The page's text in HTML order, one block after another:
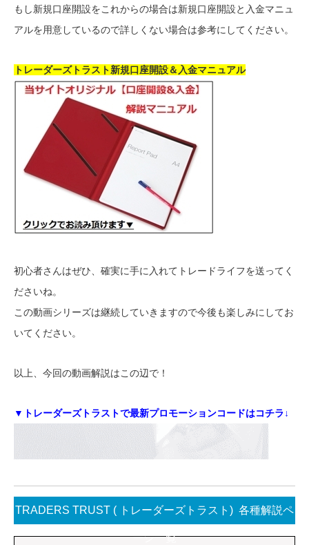
もし新規口座開設をこれからの場合は新規口座開設と入金マニュ
アルを用意しているので詳しくない場合は参考にしてください。
トレーダーズトラスト新規口座開設＆入金マニュアル
初心者さんはぜひ、確実に手に入れてトレードライフを送ってく
ださいね。
この動画シリーズは継続していきますので今後も楽しみにしてお
いてください。
以上、今回の動画解説はこの辺で！
▼トレーダーズトラストで最新プロモーションコードはコチラ↓
TRADERS TRUST ( トレーダーズトラスト) 各種解説ペ
ージ一覧